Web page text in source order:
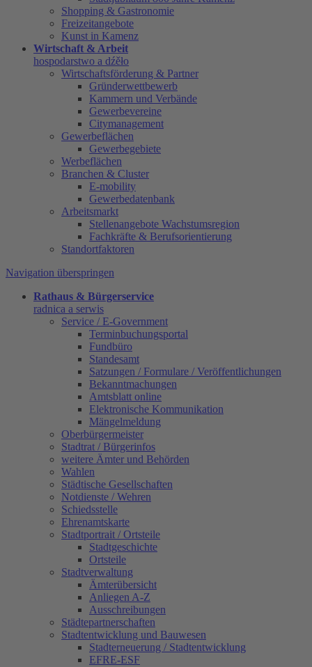
Shopping & Gastronomie
Freizeitangebote
Kunst in Kamenz
Wirtschaft & Arbeit
hospodarstwo a dźěło
Wirtschaftsförderung & Partner
Gründerwettbewerb
Kammern und Verbände
Gewerbevereine
Citymanagement
Gewerbeflächen
Gewerbegebiete
Werbeflächen
Branchen & Cluster
E-mobility
Gewerbedatenbank
Arbeitsmarkt
Stellenangebote Wachstumsregion
Fachkräfte & Berufsorientierung
Standortfaktoren
Navigation überspringen
Rathaus & Bürgerservice
radnica a serwis
Service / E-Government
Terminbuchungsportal
Fundbüro
Standesamt
Satzungen / Formulare / Veröffentlichungen
Bekanntmachungen
Amtsblatt online
Elektronische Kommunikation
Mängelmeldung
Oberbürgermeister
Stadtrat / Bürgerinfos
weitere Ämter und Behörden
Wahlen
Städtische Gesellschaften
Notdienste / Wehren
Schiedsstelle
Ehrenamtskarte
Stadtportrait / Ortsteile
Stadtgeschichte
Ortsteile
Stadtverwaltung
Ämterübersicht
Anliegen A-Z
Ausschreibungen
Städtepartnerschaften
Stadtentwicklung und Bauwesen
Stadterneuerung / Stadtentwicklung
EFRE-ESF